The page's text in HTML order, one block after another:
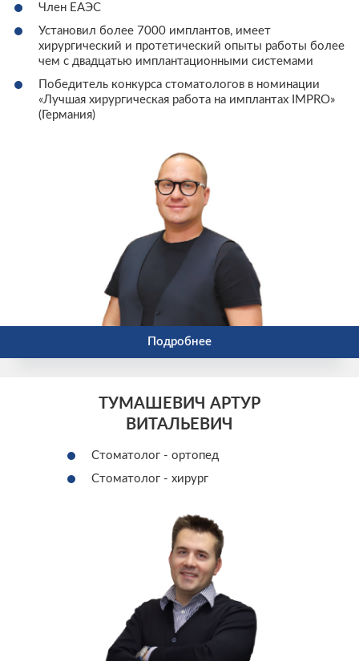
Член ЕАЭС
Установил более 7000 имплантов, имеет
хирургический и протетический опыты работы более
чем с двадцатью имплантационными системами
Победитель конкурса стоматологов в номинации
«Лучшая хирургическая работа на имплантах IMPRO»
(Германия)
Подробнее
ТУМАШЕВИЧ АРТУР
ВИТАЛЬЕВИЧ
Стоматолог - ортопед
Стоматолог - хирург